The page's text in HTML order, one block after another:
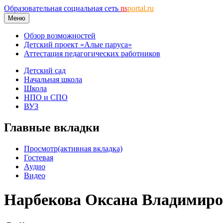
Образовательная социальная сеть nsportal.ru
Меню
Обзор возможностей
Детский проект «Алые паруса»
Аттестация педагогических работников
Детский сад
Начальная школа
Школа
НПО и СПО
ВУЗ
Главные вкладки
Просмотр(активная вкладка)
Гостевая
Аудио
Видео
Нарбекова Оксана